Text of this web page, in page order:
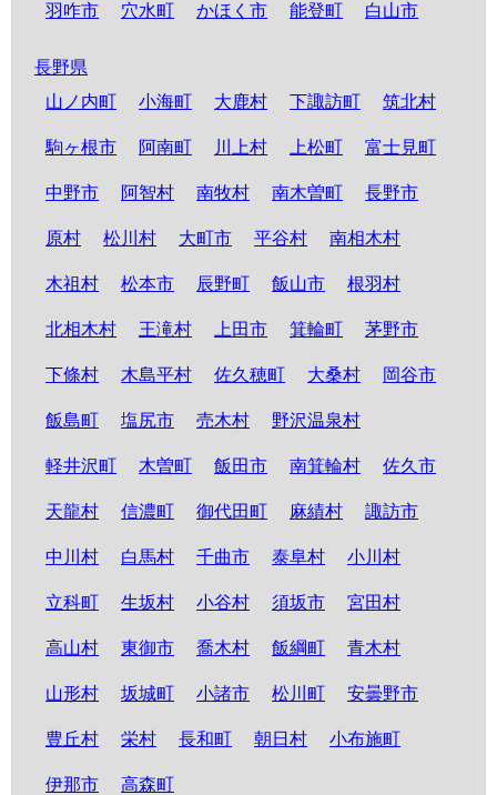
羽咋市 穴水町 かほく市 能登町 白山市
長野県
山ノ内町
小海町 大鹿村 下諏訪町 筑北村
駒ヶ根市 阿南町 川上村 上松町 富士見町
中野市 阿智村 南牧村 南木曽町 長野市
原村 松川村 大町市 平谷村 南相木村
木祖村 松本市 辰野町 飯山市 根羽村
北相木村 王滝村 上田市 箕輪町 茅野市
下條村 木島平村 佐久穂町 大桑村 岡谷市
飯島町 塩尻市 売木村 野沢温泉村
軽井沢町 木曽町 飯田市 南箕輪村 佐久市
天龍村 信濃町 御代田町 麻績村 諏訪市
中川村 白馬村 千曲市 泰阜村 小川村
立科町 生坂村 小谷村 須坂市 宮田村
高山村 東御市 喬木村 飯綱町 青木村
山形村 坂城町 小諸市 松川町 安曇野市
豊丘村 栄村 長和町 朝日村 小布施町
伊那市 高森町